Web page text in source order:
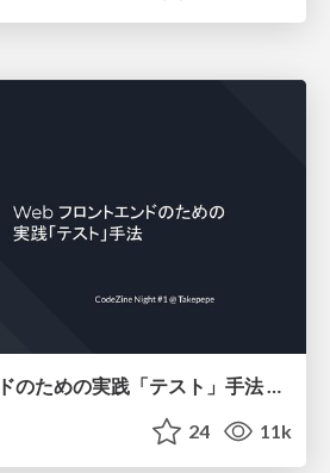
Webフロントエンドのための実践「テスト」手法 CodeZine Night #1
24 11k